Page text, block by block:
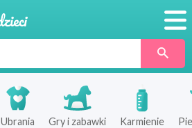
Produkty
Sklepy
Ubrania Gry i zabawki Karmienie